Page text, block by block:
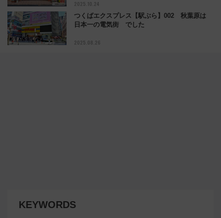
2025.10.24
つくばエクスプレス【駅ぶら】002 秋葉原は
日本一の電気街 でした
2025.08.26
KEYWORDS